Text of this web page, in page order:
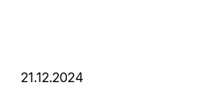
21.12.2024